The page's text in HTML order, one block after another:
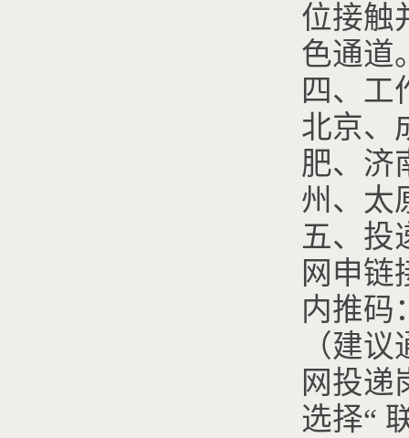
位接触
色通道
四、工
北京、
肥、济
州、太
五、投
网申链
内推码
（建
网投递
选择“